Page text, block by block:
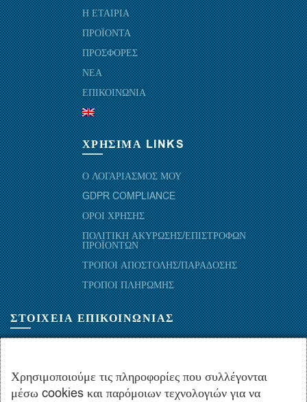
Η ΕΤΑΙΡΙΑ
ΠΡΟΪΟΝΤΑ
ΠΡΟΣΦΟΡΕΣ
ΝΕΑ
ΕΠΙΚΟΙΝΩΝΙΑ
ΧΡΗΣΙΜΑ LINKS
Ο ΛΟΓΑΡΙΑΣΜΟΣ ΜΟΥ
GDPR COMPLIANCE
ΟΡΟΙ ΧΡΗΣΗΣ
ΠΟΛΙΤΙΚΗ ΑΚΥΡΩΣΗΣ/ΕΠΙΣΤΡΟΦΩΝ
ΠΡΟΪΟΝΤΩΝ
ΤΡΟΠΟΙ ΑΠΟΣΤΟΛΗΣ/ΠΑΡΑΔΟΣΗΣ
ΤΡΟΠΟΙ ΠΛΗΡΩΜΗΣ
ΣΤΟΙΧΕΙΑ ΕΠΙΚΟΙΝΩΝΙΑΣ
+30.210-5143367,+30.210-5154659,+30.210-5147842
+30.210-5133976
Χρησιμοποιούμε τις πληροφορίες που συλλέγονται
μέσω cookies και παρόμοιων τεχνολογιών για να